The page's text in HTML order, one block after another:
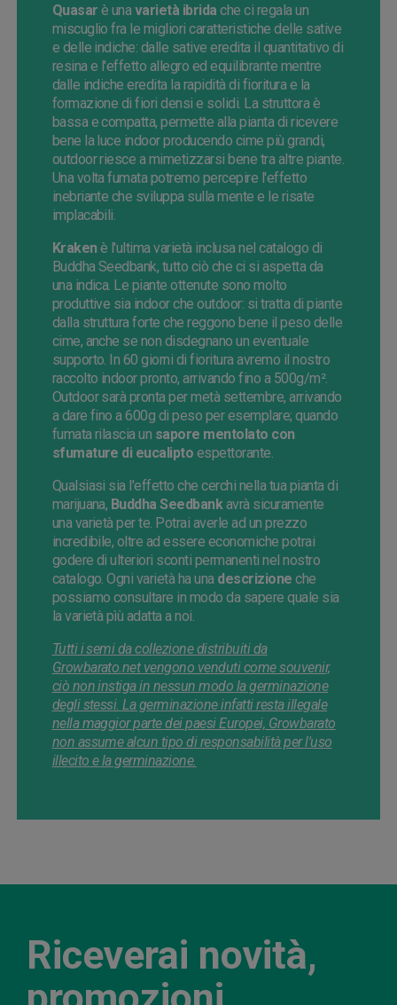
Quasar è una varietà ibrida che ci regala un
miscuglio fra le migliori caratteristiche delle sative
e delle indiche: dalle sative eredita il quantitativo di
resina e l'effetto allegro ed equilibrante mentre
dalle indiche eredita la rapidità di fioritura e la
formazione di fiori densi e solidi. La struttora è
bassa e compatta, permette alla pianta di ricevere
bene la luce indoor producendo cime più grandi,
outdoor riesce a mimetizzarsi bene tra altre piante.
Una volta fumata potremo percepire l'effetto
inebriante che sviluppa sulla mente e le risate
implacabili.
Krakenè l'ultima varietà inclusa nel catalogo di
Buddha Seedbank, tutto ciò che ci si aspetta da
una indica. Le piante ottenute sono molto
produttive sia indoor che outdoor: si tratta di piante
dalla struttura forte che reggono bene il peso delle
cime, anche se non disdegnano un eventuale
supporto. In 60 giorni di fioritura avremo il nostro
raccolto indoor pronto, arrivando fino a 500g/m².
Outdoor sarà pronta per metà settembre, arrivando
a dare fino a 600g di peso per esemplare; quando
fumata rilascia un sapore mentolato con
sfumature di eucalipto espettorante.
Qualsiasi sia l'effetto che cerchi nella tua pianta di
marijuana, Buddha Seedbank avrà sicuramente
una varietà per te. Potrai averle ad un prezzo
incredibile, oltre ad essere economiche potrai
godere di ulteriori sconti permanenti nel nostro
catalogo. Ogni varietà ha una descrizione che
possiamo consultare in modo da sapere quale sia
la varietà pìù adatta a noi.
Tutti i semi da collezione distribuiti da
Growbarato.net vengono venduti come souvenir,
ciò non instiga in nessun modo la germinazione
degli stessi. La germinazione infatti resta illegale
nella maggior parte dei paesi Europei, Growbarato
non assume alcun tipo di responsabilità per l'uso
illecito e la germinazione.
Riceverai novità,